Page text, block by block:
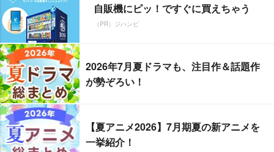
自販機にピッ！ですぐに買えちゃう
（PR）ジハンピ
2026年7月夏ドラマも、注目作＆話題作
が勢ぞろい！
【夏アニメ2026】7月期夏の新アニメを
一挙紹介！